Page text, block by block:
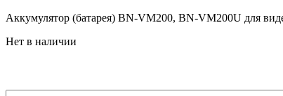
составляла2,739.00₽.
Аккумулятор (батарея) BN-VM200, BN-VM200U для
Нет в наличии